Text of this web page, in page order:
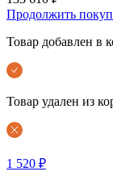
Продолжить
Товар добавлен в
Товар удален из
1 520 ₽